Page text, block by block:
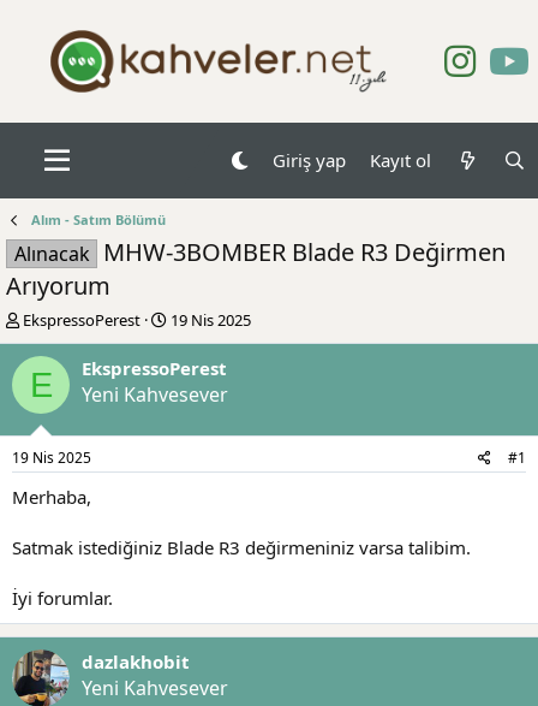
Giriş yap Kayıt ol
Alım - Satım Bölümü
Alınacak
MHW-3BOMBER Blade R3 Değirmen
Arıyorum
K
o
n
u
u
b
a
a
a
n
EkspressoPerest
B
a
ş
a
ı
r
i
19 Nis 2025
E EkspressoPerest
Yeni Kahvesever
19 Nis 2025 #1
Merhaba,
Satmak istediğiniz Blade R3 değirmeniniz varsa talibim.
İyi forumlar.
dazlakhobit
Yeni Kahvesever